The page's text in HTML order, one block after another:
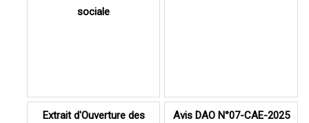
sociale
Avis DAO N°07-CAE-2025
Extrait d'Ouverture des